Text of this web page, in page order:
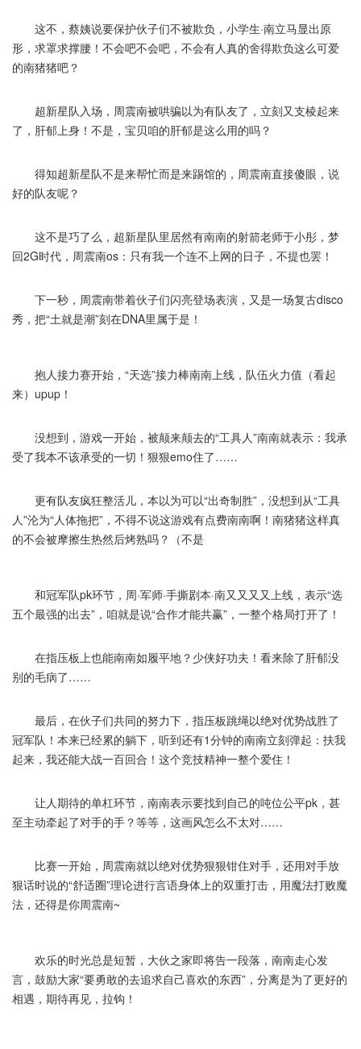
这不，蔡姨说要保护伙子们不被欺负，小学生·南立马显出原
形，求罩求撑腰！不会吧不会吧，不会有人真的舍得欺负这么可爱
的南猪猪吧？
超新星队入场，周震南被哄骗以为有队友了，立刻又支棱起来
了，肝郁上身！不是，宝贝咱的肝郁是这么用的吗？
得知超新星队不是来帮忙而是来踢馆的，周震南直接傻眼，说
好的队友呢？
这不是巧了么，超新星队里居然有南南的射箭老师于小彤，梦
回2G时代，周震南os：只有我一个连不上网的日子，不提也罢！
下一秒，周震南带着伙子们闪亮登场表演，又是一场复古disco
秀，把“土就是潮”刻在DNA里属于是！
抱人接力赛开始，“天选”接力棒南南上线，队伍火力值（看起
来）upup！
没想到，游戏一开始，被颠来颠去的“工具人”南南就表示：我承
受了我本不该承受的一切！狠狠emo住了……
更有队友疯狂整活儿，本以为可以“出奇制胜”，没想到从“工具
人”沦为“人体拖把”，不得不说这游戏有点费南南啊！南猪猪这样真
的不会被摩擦生热然后烤熟吗？（不是
和冠军队pk环节，周·军师·手撕剧本·南又又又又上线，表示“选
五个最强的出去”，咱就是说“合作才能共赢”，一整个格局打开了！
在指压板上也能南南如履平地？少侠好功夫！看来除了肝郁没
别的毛病了……
最后，在伙子们共同的努力下，指压板跳绳以绝对优势战胜了
冠军队！本来已经累的躺下，听到还有1分钟的南南立刻弹起：扶我
起来，我还能大战一百回合！这个竞技精神一整个爱住！
让人期待的单杠环节，南南表示要找到自己的吨位公平pk，甚
至主动牵起了对手的手？等等，这画风怎么不太对……
比赛一开始，周震南就以绝对优势狠狠钳住对手，还用对手放
狠话时说的“舒适圈”理论进行言语身体上的双重打击，用魔法打败魔
法，还得是你周震南~
欢乐的时光总是短暂，大伙之家即将告一段落，南南走心发
言，鼓励大家“要勇敢的去追求自己喜欢的东西”，分离是为了更好的
相遇，期待再见，拉钩！